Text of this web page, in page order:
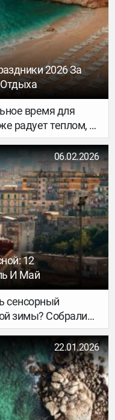
комплексы, свои
блюда.
2026 За
время для
радует теплом, а
цены ещё не
куда поехать на
мы
06.02.2026
12
И Май
сенсорный
зимы? Собрали
для
и
до Португалии —
22.01.2026